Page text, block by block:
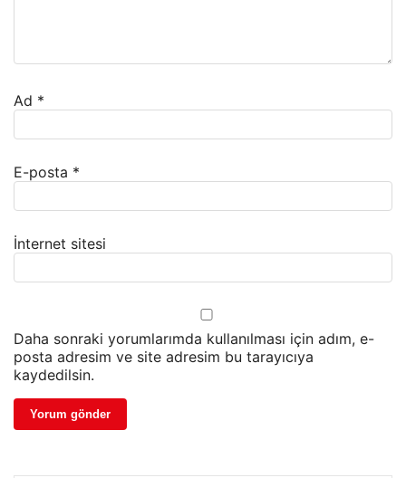
Ad *
E-posta *
İnternet sitesi
Daha sonraki yorumlarımda kullanılması için adım, e-
posta adresim ve site adresim bu tarayıcıya
kaydedilsin.